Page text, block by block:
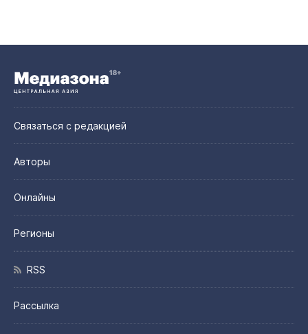
Связаться с редакцией
Авторы
Онлайны
Регионы
RSS
Рассылка